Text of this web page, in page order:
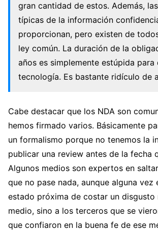
gran cantidad de estos. Además,
típicas de la información
proporcionan, pero existen de
ley común. La duración de la
años es simplemente estúpida
tecnología. Es bastante ridículo de
Cabe destacar que los NDA son
hemos firmado varios. Básicamente
un formalismo porque no tenemos la
publicar una review antes de la fecha
Algunos medios son expertos en
que no pase nada, aunque alguna vez
estado próxima de costar un disgusto
medio, sino a los terceros que se
que confiaron en la buena fe de ese